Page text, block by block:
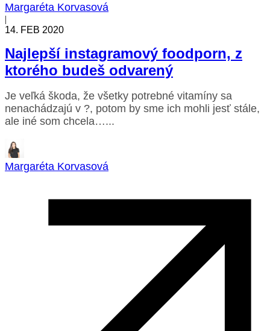
Margaréta Korvasová
|
14. FEB 2020
Najlepší instagramový foodporn, z
ktorého budeš odvarený
Je veľká škoda, že všetky potrebné vitamíny sa
nenachádzajú v ?, potom by sme ich mohli jesť stále,
ale iné som chcela…...
Margaréta Korvasová